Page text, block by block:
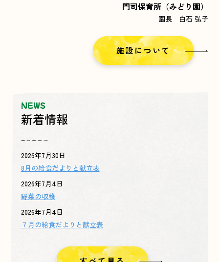
門司保育所（みどり園）
園長 白石 弘子
施設について
NEWS
新着情報
2026年7月30日
8月の給食だよりと献立表
2026年7月4日
野菜の収穫
2026年7月4日
７月の給食だよりと献立表